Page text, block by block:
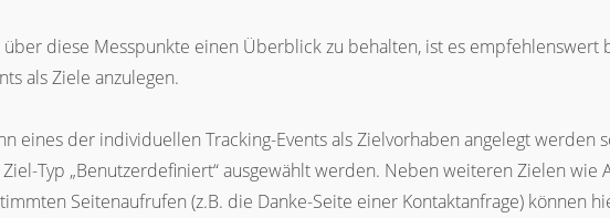
über diese Messpunkte einen Überblick zu behalten, ist es empfehlenswert
als Ziele anzulegen.
eines der individuellen Tracking-Events als Zielvorhaben angelegt werden
Typ „Benutzerdefiniert“ ausgewählt werden. Neben weiteren Zielen wie
Seitenaufrufen (z.B. die Danke-Seite einer Kontaktanfrage) können